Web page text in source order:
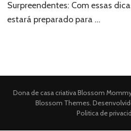
Surpreendentes: Com essas
estará preparado para …
Dona de casa criativaBlossom
Blossom Themes.
Politica de